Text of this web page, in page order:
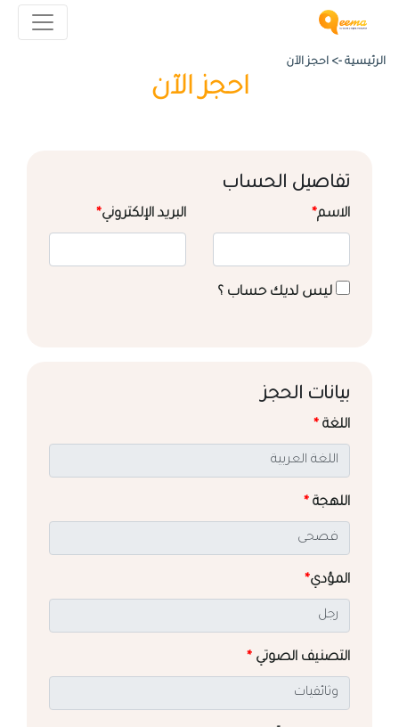
الرئيسية -> احجز الآن
احجز الآن
تفاصيل الحساب
الاسم* البريد الإلكتروني*
ليس لديك حساب ؟
بيانات الحجز
اللغة *
اللهجة *
المؤدي*
التصنيف الصوتي *